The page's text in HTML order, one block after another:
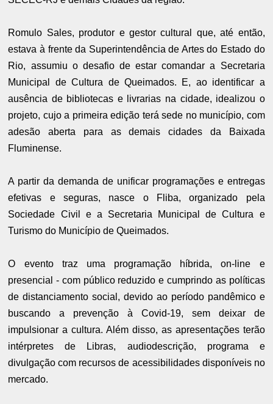
Romulo Sales, produtor e gestor cultural que, até então,
estava à frente da Superintendência de Artes do Estado do
Rio, assumiu o desafio de estar comandar a Secretaria
Municipal de Cultura de Queimados. E, ao identificar a
ausência de bibliotecas e livrarias na cidade, idealizou o
projeto, cujo a primeira edição terá sede no município, com
adesão aberta para as demais cidades da Baixada
Fluminense.
A partir da demanda de unificar programações e entregas
efetivas e seguras, nasce o Fliba, organizado pela
Sociedade Civil e a Secretaria Municipal de Cultura e
Turismo do Município de Queimados.
O evento traz uma programação híbrida, on-line e
presencial - com público reduzido e cumprindo as políticas
de distanciamento social, devido ao período pandêmico e
buscando a prevenção à Covid-19, sem deixar de
impulsionar a cultura. Além disso, as apresentações terão
intérpretes de Libras, audiodescrição, programa e
divulgação com recursos de acessibilidades disponíveis no
mercado.